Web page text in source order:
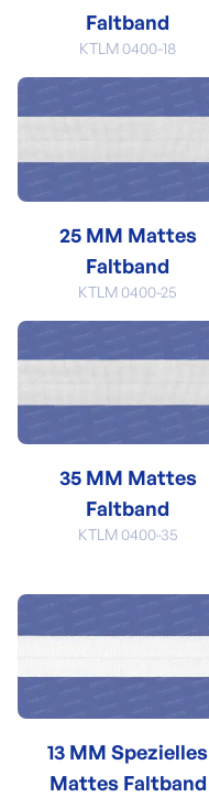
Faltband
KTLM 0400-18
25 MM Mattes
Faltband
KTLM 0400-25
35 MM Mattes
Faltband
KTLM 0400-35
13 MM Spezielles
Mattes Faltband